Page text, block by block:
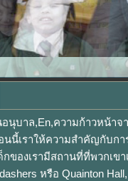
อนุบาล,en,ความก้าวหน้
นี้เราให้ความสำคัญกับก
กของเรามีสถานที่ที่พวก
หรือ Quainton